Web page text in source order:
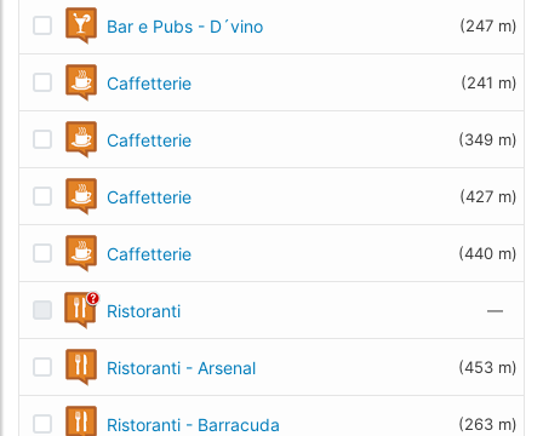
Bar e Pubs - D´vino (247 m)
Caffetterie (241 m)
Caffetterie (349 m)
Caffetterie (427 m)
Caffetterie (440 m)
Ristoranti —
Ristoranti - Arsenal (453 m)
Ristoranti - Barracuda (263 m)